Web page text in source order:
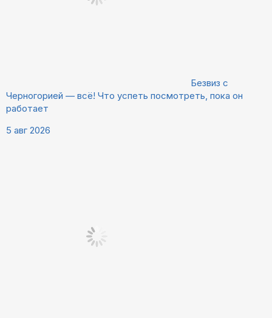
Безвиз с
Черногорией — всё! Что успеть посмотреть, пока он
работает
5 авг 2026